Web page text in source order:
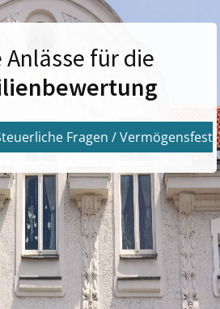
für die
Fragen /